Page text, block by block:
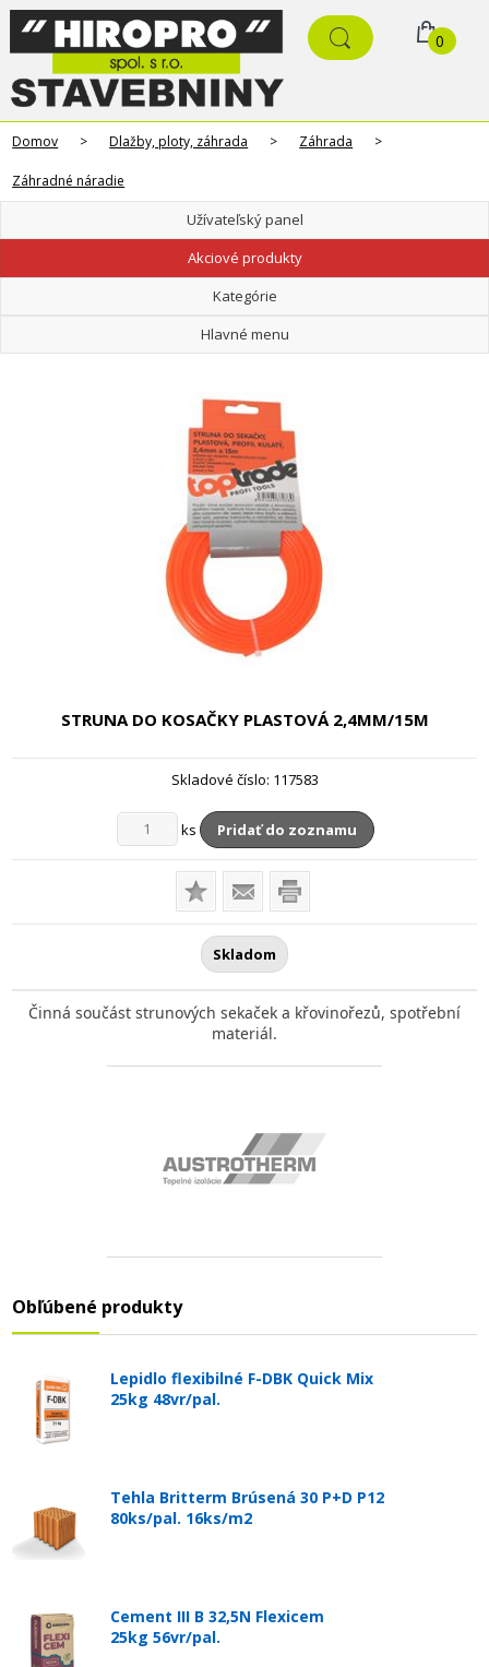
0
Domov > Dlažby, ploty, záhrada > Záhrada >
Záhradné náradie
Užívateľský panel
Akciové produkty
Kategórie
Hlavné menu
STRUNA DO KOSAČKY PLASTOVÁ 2,4MM/15M
Skladové číslo: 117583
ks Pridať do zoznamu
Skladom
Činná součást strunových sekaček a křovinořezů, spotřební
materiál.
Obľúbené produkty
Lepidlo flexibilné F-DBK Quick Mix
25kg 48vr/pal.
Tehla Britterm Brúsená 30 P+D P12
80ks/pal. 16ks/m2
Cement III B 32,5N Flexicem
25kg 56vr/pal.